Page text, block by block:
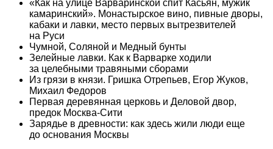
«Как на улице Варваринской спит Касьян, мужик
камаринский». Монастырское вино, пивные дворы,
кабаки и лавки, место первых вытрезвителей
на Руси
Чумной, Соляной и Медный бунты
Зелейные лавки. Как к Варварке ходили
за целебными травяными сборами
Из грязи в князи. Гришка Отрепьев, Егор Жуков,
Михаил Федоров
Первая деревянная церковь и Деловой двор,
предок Москва-Сити
Зарядье в древности: как здесь жили люди еще
до основания Москвы